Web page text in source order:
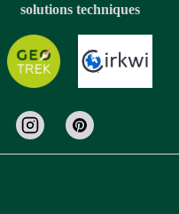
solutions techniques